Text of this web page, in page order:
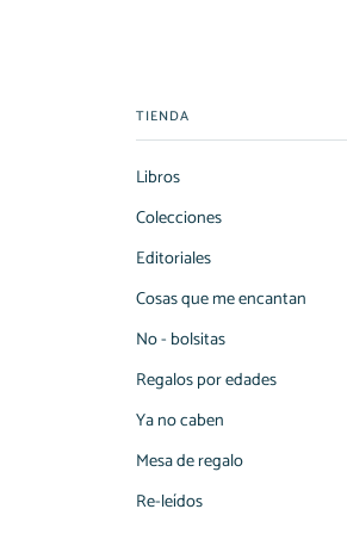
TIENDA
Libros
Colecciones
Editoriales
Cosas que me encantan
No - bolsitas
Regalos por edades
Ya no caben
Mesa de regalo
Re-leídos